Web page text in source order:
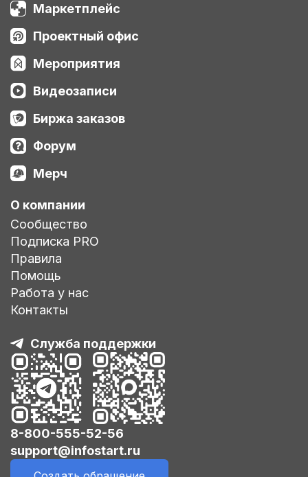
Маркетплейс
Проектный офис
Мероприятия
Видеозаписи
Биржа заказов
Форум
Мерч
О компании
Сообщество
Подписка PRO
Правила
Помощь
Работа у нас
Контакты
Служба поддержки
8-800-555-52-56
support@infostart.ru